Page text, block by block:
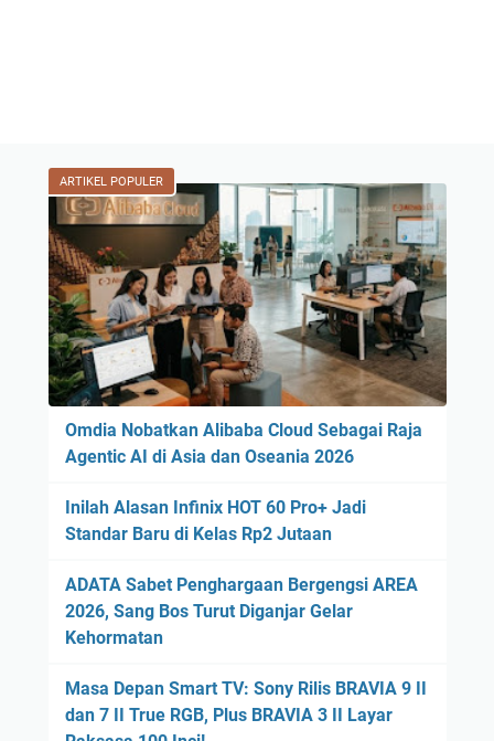
ARTIKEL POPULER
Omdia Nobatkan Alibaba Cloud Sebagai Raja
Agentic AI di Asia dan Oseania 2026
Inilah Alasan Infinix HOT 60 Pro+ Jadi
Standar Baru di Kelas Rp2 Jutaan
ADATA Sabet Penghargaan Bergengsi AREA
2026, Sang Bos Turut Diganjar Gelar
Kehormatan
Masa Depan Smart TV: Sony Rilis BRAVIA 9 II
dan 7 II True RGB, Plus BRAVIA 3 II Layar